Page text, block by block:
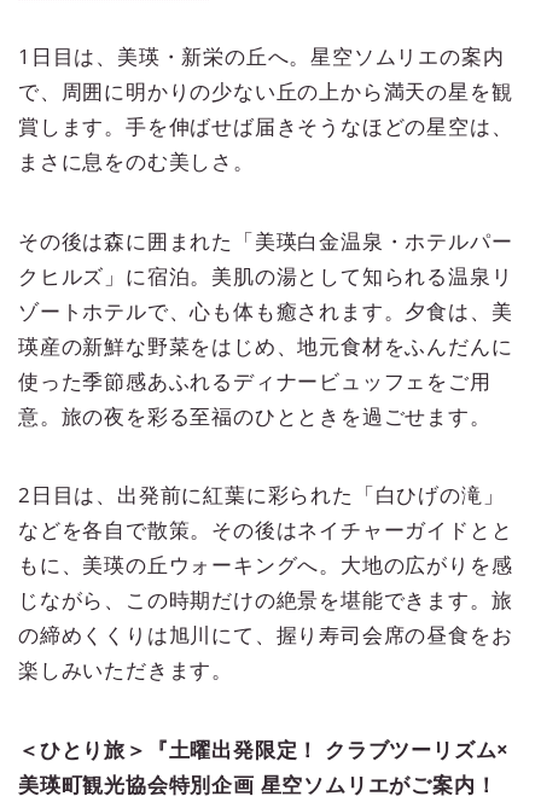
1日目は、美瑛・新栄の丘へ。星空ソムリエの案内
で、周囲に明かりの少ない丘の上から満天の星を観
賞します。手を伸ばせば届きそうなほどの星空は、
まさに息をのむ美しさ。
その後は森に囲まれた「美瑛白金温泉・ホテルパー
クヒルズ」に宿泊。美肌の湯として知られる温泉リ
ゾートホテルで、心も体も癒されます。夕食は、美
瑛産の新鮮な野菜をはじめ、地元食材をふんだんに
使った季節感あふれるディナービュッフェをご用
意。旅の夜を彩る至福のひとときを過ごせます。
2日目は、出発前に紅葉に彩られた「白ひげの滝」
などを各自で散策。その後はネイチャーガイドとと
もに、美瑛の丘ウォーキングへ。大地の広がりを感
じながら、この時期だけの絶景を堪能できます。旅
の締めくくりは旭川にて、握り寿司会席の昼食をお
楽しみいただきます。
＜ひとり旅＞『土曜出発限定！ クラブツーリズム×
美瑛町観光協会特別企画 星空ソムリエがご案内！